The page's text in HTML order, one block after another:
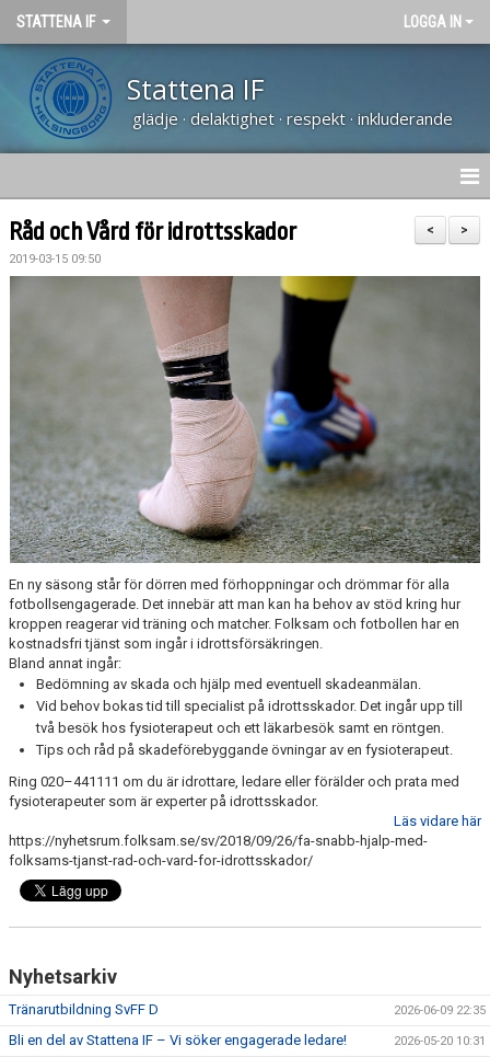
STATTENA IF LOGGA IN
Stattena IF
glädje · delaktighet · respekt · inkluderande
HEM
NYHETER
TRÄNARUTBILDNING SVFF D
VÅRA LAG
SPONSORER
DOMARE, MATCHER.
AVGIFTER
FÖRENINGSSHOP
KONTAKT
STATTENA CUP
INTRESSEANMÄLAN SOM TRÄNARE/LEDARE
INTRESSEANMÄLAN MEDLEM/SPELARE
>
<
Råd och Vård för idrottsskador
2019-03-15 09:50
En ny säsong står för dörren med förhoppningar och drömmar för alla
fotbollsengagerade. Det innebär att man kan ha behov av stöd kring hur
kroppen reagerar vid träning och matcher. Folksam och fotbollen har en
kostnadsfri tjänst som ingår i idrottsförsäkringen.
Bland annat ingår:
Bedömning av skada och hjälp med eventuell skadeanmälan.
Vid behov bokas tid till specialist på idrottsskador. Det ingår upp till
två besök hos fysioterapeut och ett läkarbesök samt en röntgen.
Tips och råd på skadeförebyggande övningar av en fysioterapeut.
Ring 020–441111 om du är idrottare, ledare eller förälder och prata med
fysioterapeuter som är experter på idrottsskador.
Läs vidare här
https://nyhetsrum.folksam.se/sv/2018/09/26/fa-snabb-hjalp-med-
folksams-tjanst-rad-och-vard-for-idrottsskador/
Nyhetsarkiv
Tränarutbildning SvFF D 2026-06-09 22:35
Bli en del av Stattena IF – Vi söker engagerade ledare! 2026-05-20 10:31